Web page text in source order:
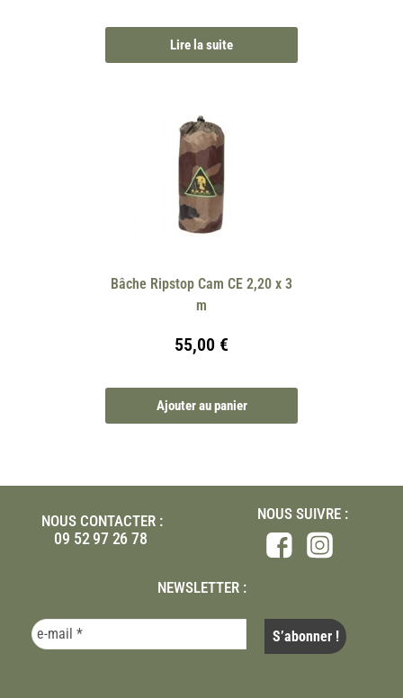
Lire la suite
Bâche Ripstop Cam CE 2,20 x 3
m
55,00 €
Ajouter au panier
NOUS CONTACTER :
09 52 97 26 78
NOUS SUIVRE :
NEWSLETTER :